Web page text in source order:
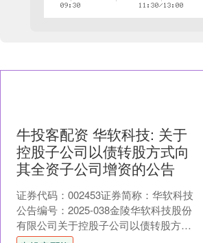
牛投客配资 华软科技: 关于
控股子公司以债转股方式向
其全资子公司增资的公告
证券代码：002453证券简称：华软科技
公告编号：2025-038金陵华软科技股份
有限公司关于控股子公司以债转股方式